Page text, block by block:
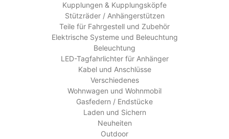
Kupplungen & Kupplungsköpfe
Stützräder / Anhängerstützen
Teile für Fahrgestell und Zubehör
Elektrische Systeme und Beleuchtung
Beleuchtung
LED-Tagfahrlichter für Anhänger
Kabel und Anschlüsse
Verschiedenes
Wohnwagen und Wohnmobil
Gasfedern / Endstücke
Laden und Sichern
Neuheiten
Outdoor